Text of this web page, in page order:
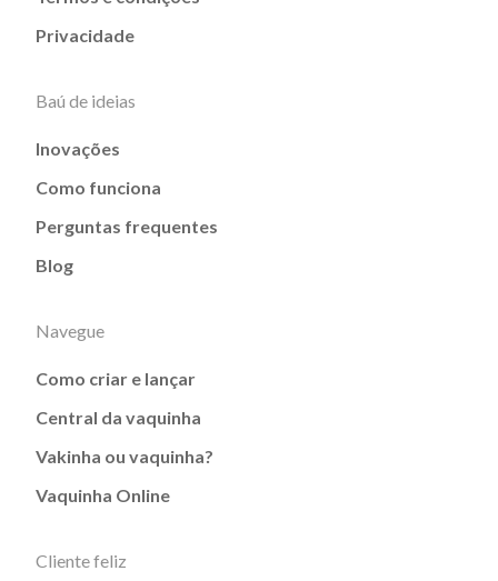
Privacidade
Baú de ideias
Inovações
Como funciona
Perguntas frequentes
Blog
Navegue
Como criar e lançar
Central da vaquinha
Vakinha ou vaquinha?
Vaquinha Online
Cliente feliz